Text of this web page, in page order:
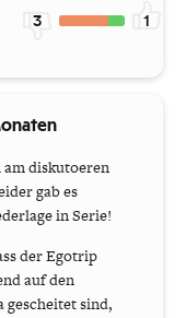
3 1
diskutoeren
gab es
in Serie!
der Egotrip
auf den
gescheitet sind,